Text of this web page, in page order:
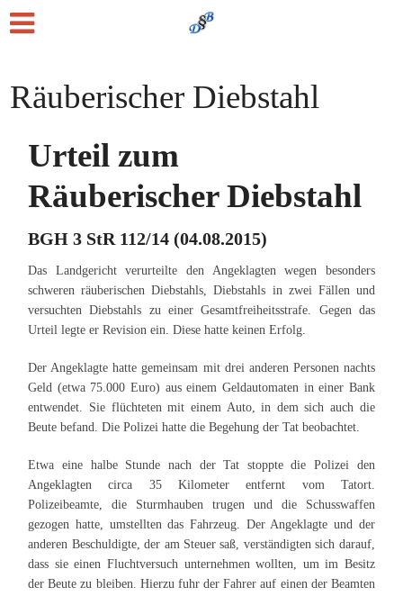
Räuberischer Diebstahl
Urteil zum
Räuberischer Diebstahl
BGH 3 StR 112/14 (04.08.2015)
Das Landgericht verurteilte den Angeklagten wegen besonders
schweren räuberischen Diebstahls, Diebstahls in zwei Fällen und
versuchten Diebstahls zu einer Gesamtfreiheitsstrafe. Gegen das
Urteil legte er Revision ein. Diese hatte keinen Erfolg.
Der Angeklagte hatte gemeinsam mit drei anderen Personen nachts
Geld (etwa 75.000 Euro) aus einem Geldautomaten in einer Bank
entwendet. Sie flüchteten mit einem Auto, in dem sich auch die
Beute befand. Die Polizei hatte die Begehung der Tat beobachtet.
Etwa eine halbe Stunde nach der Tat stoppte die Polizei den
Angeklagten circa 35 Kilometer entfernt vom Tatort.
Polizeibeamte, die Sturmhauben trugen und die Schusswaffen
gezogen hatte, umstellten das Fahrzeug. Der Angeklagte und der
anderen Beschuldigte, der am Steuer saß, verständigten sich darauf,
dass sie einen Fluchtversuch unternehmen wollten, um im Besitz
der Beute zu bleiben. Hierzu fuhr der Fahrer auf einen der Beamten